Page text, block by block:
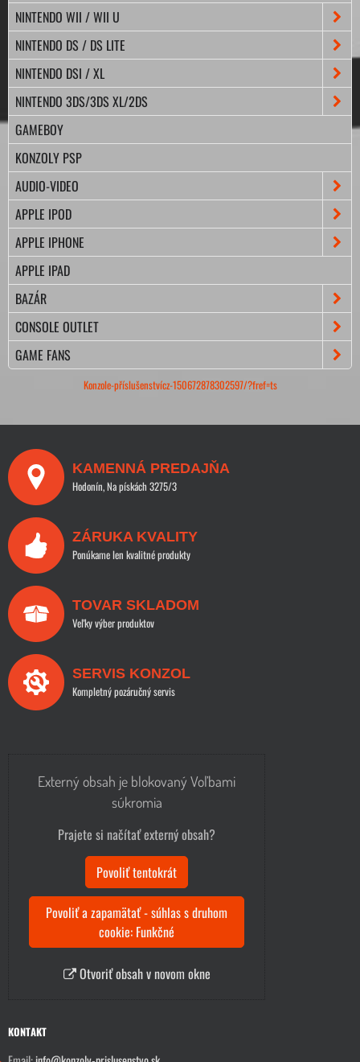
NINTENDO WII / WII U
NINTENDO DS / DS LITE
NINTENDO DSI / XL
NINTENDO 3DS/3DS XL/2DS
GAMEBOY
KONZOLY PSP
AUDIO-VIDEO
APPLE IPOD
APPLE IPHONE
APPLE IPAD
BAZÁR
CONSOLE OUTLET
GAME FANS
Konzole-příslušenstvícz-150672878302597/?fref=ts
KAMENNÁ PREDAJŇA
Hodonín, Na pískách 3275/3
ZÁRUKA KVALITY
Ponúkame len kvalitné produkty
TOVAR SKLADOM
Veľky výber produktov
SERVIS KONZOL
Kompletný pozáručný servis
Externý obsah je blokovaný Voľbami
súkromia
Prajete si načítať externý obsah?
Povoliť tentokrát
Povoliť a zapamätať - súhlas s druhom
cookie: Funkčné
Otvoriť obsah v novom okne
KONTAKT